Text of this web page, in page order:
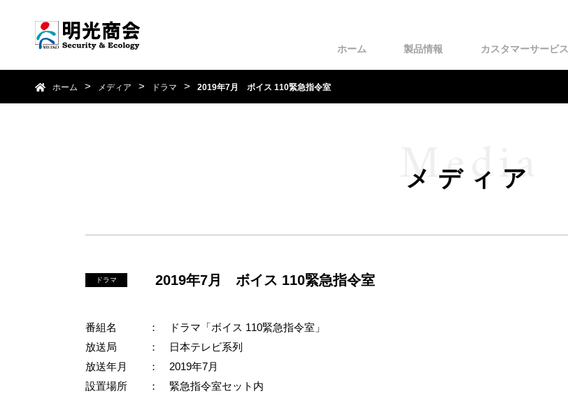
ホーム 製品情報 カスタマーサービス
ホーム メディア ドラマ 2019年7月 ボイス 110緊急指令室
メディア
Media
ドラマ 2019年7月 ボイス 110緊急指令室
番組名 ： ドラマ「ボイス 110緊急指令室」
放送局 ： 日本テレビ系列
放送年月 ： 2019年7月
設置場所 ： 緊急指令室セット内